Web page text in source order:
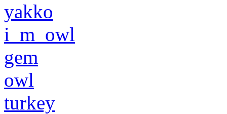
yakko
i_m_owl
gem
owl
turkey